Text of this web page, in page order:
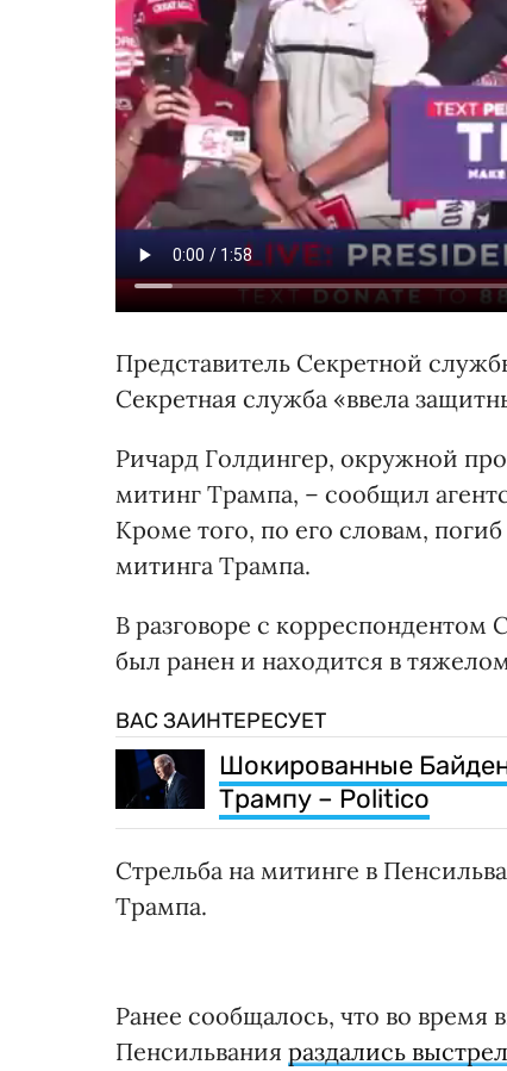
Представитель Секретной
Секретная служба «ввела
Ричард Голдингер, окружной
митинг Трампа, – сообщил
Кроме того, по его словам,
митинга Трампа.
В разговоре с корреспондентом
был ранен и находится в
ВАС ЗАИНТЕРЕСУЕТ
Шокированные
Трампу – Politico
Стрельба на митинге в
Трампа.
Ранее сообщалось, что во время
Пенсильвания раздались